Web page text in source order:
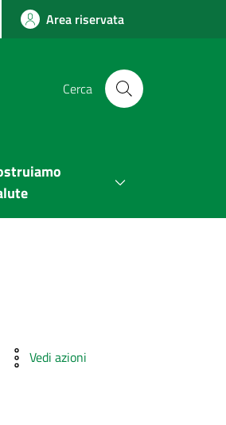
Area riservata
Cerca
Vedi azioni